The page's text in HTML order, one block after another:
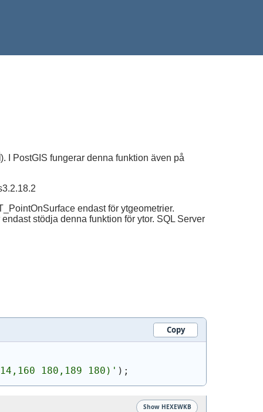
). I PostGIS fungerar denna funktion även på
endast för ytgeometrier.
stödja denna funktion för ytor. SQL Server
Copy
180,189 180) ' ) ;
Show HEXEWKB